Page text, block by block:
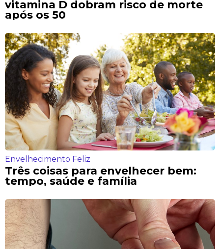
vitamina D dobram risco de morte
após os 50
Envelhecimento Feliz
Três coisas para envelhecer bem:
tempo, saúde e família